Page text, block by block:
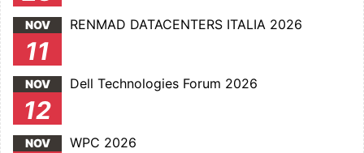
NOV
11
RENMAD DATACENTERS ITALIA 2026
NOV
12
Dell Technologies Forum 2026
NOV WPC 2026